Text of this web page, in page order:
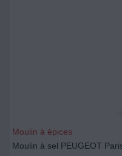
Moulin à épices
Moulin à sel PEUGEOT